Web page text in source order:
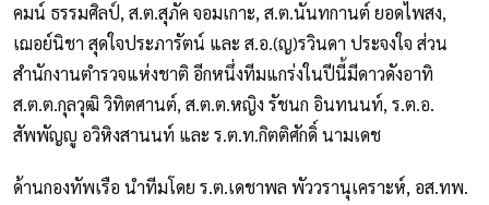
คมน์ ธรรมศิลป์, ส.ต.สุภัค จอมเกาะ, ส.ต.นันทกานต์ ยอดไพสง,
เฌอย์นิชา สุดใจประภารัตน์ และ ส.อ.(ญ)รวินดา ประจงใจ ส่วน
สำนักงานตำรวจแห่งชาติ อีกหนึ่งทีมแกร่งในปีนี้มีดาวดังอาทิ
ส.ต.ต.กุลวุฒิ วิทิตศานต์, ส.ต.ต.หญิง รัชนก อินทนนท์, ร.ต.อ.
สัพพัญญู อวิหิงสานนท์ และ ร.ต.ท.กิตติศักดิ์ นามเดช
ด้านกองทัพเรือ นำทีมโดย ร.ต.เดชาพล พัววรานุเคราะห์, อส.ทพ.